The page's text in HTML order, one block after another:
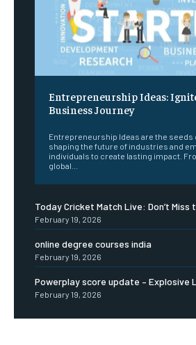
Entrepreneurship Ideas:
Business Journey
Entrepreneurship Ideas are the seeds
shaping the future of industries and
individuals to create lasting impact.
global...
Today Cricket Match Live: Don’t Miss
February 19, 2026
online degree courses india
February 19, 2026
Powerplay score update – Explosive
February 19, 2026